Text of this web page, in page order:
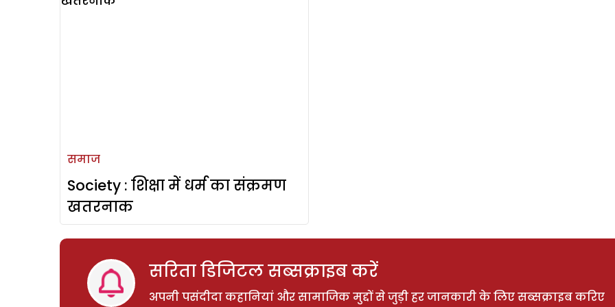
समाज
Society : शिक्षा में धर्म का संक्रमण
खतरनाक
सरिता डिजिटल सब्सक्राइब करें
अपनी पसंदीदा कहानियां और सामाजिक मुद्दों से जुड़ी हर जानकारी के लिए सब्सक्राइब करिए